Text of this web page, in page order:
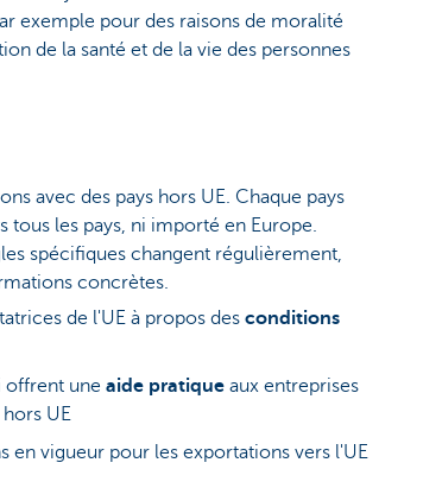
exemple pour des raisons de moralité
de la santé et de la vie des personnes
avec des pays hors UE. Chaque pays
les pays, ni importé en Europe.
spécifiques changent régulièrement,
concrètes.
de l'UE à propos des conditions
offrent une aide pratique aux entreprises
UE
en vigueur pour les exportations vers l'UE